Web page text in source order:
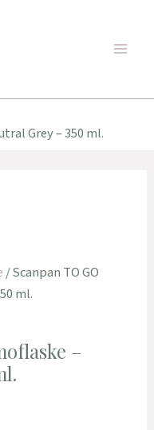
Grey – 350 ml.
/ Scanpan TO GO
ml.
–
kr..
kr..